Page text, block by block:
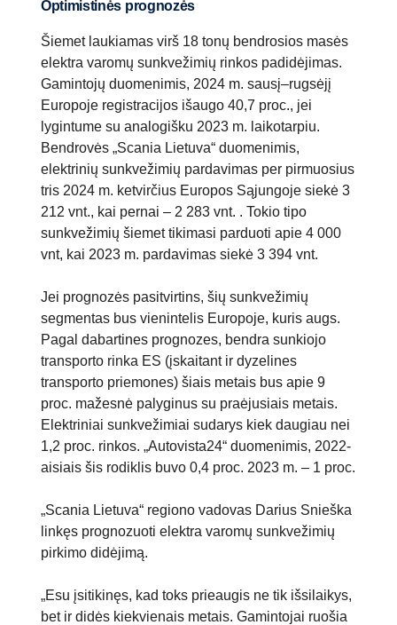
Optimistinės prognozės
Šiemet laukiamas virš 18 tonų bendrosios masės
elektra varomų sunkvežimių rinkos padidėjimas.
Gamintojų duomenimis, 2024 m. sausį–rugsėjį
Europoje registracijos išaugo 40,7 proc., jei
lygintume su analogišku 2023 m. laikotarpiu.
Bendrovės „Scania Lietuva“ duomenimis,
elektrinių sunkvežimių pardavimas per pirmuosius
tris 2024 m. ketvirčius Europos Sąjungoje siekė 3
212 vnt., kai pernai – 2 283 vnt. . Tokio tipo
sunkvežimių šiemet tikimasi parduoti apie 4 000
vnt, kai 2023 m. pardavimas siekė 3 394 vnt.
Jei prognozės pasitvirtins, šių sunkvežimių
segmentas bus vienintelis Europoje, kuris augs.
Pagal dabartines prognozes, bendra sunkiojo
transporto rinka ES (įskaitant ir dyzelines
transporto priemones) šiais metais bus apie 9
proc. mažesnė palyginus su praėjusiais metais.
Elektriniai sunkvežimiai sudarys kiek daugiau nei
1,2 proc. rinkos. „Autovista24“ duomenimis, 2022-
aisiais šis rodiklis buvo 0,4 proc. 2023 m. – 1 proc.
„Scania Lietuva“ regiono vadovas Darius Snieška
linkęs prognozuoti elektra varomų sunkvežimių
pirkimo didėjimą.
„Esu įsitikinęs, kad toks prieaugis ne tik išsilaikys,
bet ir didės kiekvienais metais. Gamintojai ruošia